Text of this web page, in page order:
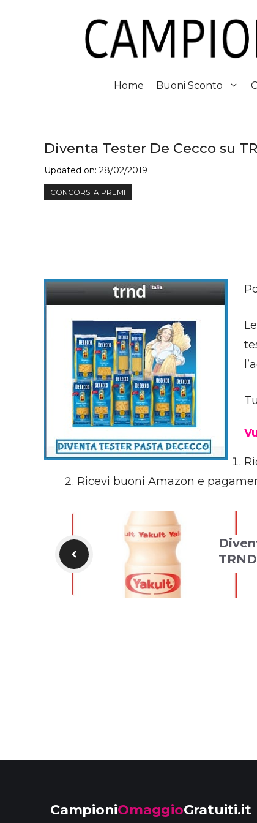
Home Buoni Sconto
Diventa Tester De Cecco su
Updated on: 28/02/2019
CONCORSI A PREMI
Ricevi buoni Amazon e
TRND
CampioniOmaggioGratuiti.it